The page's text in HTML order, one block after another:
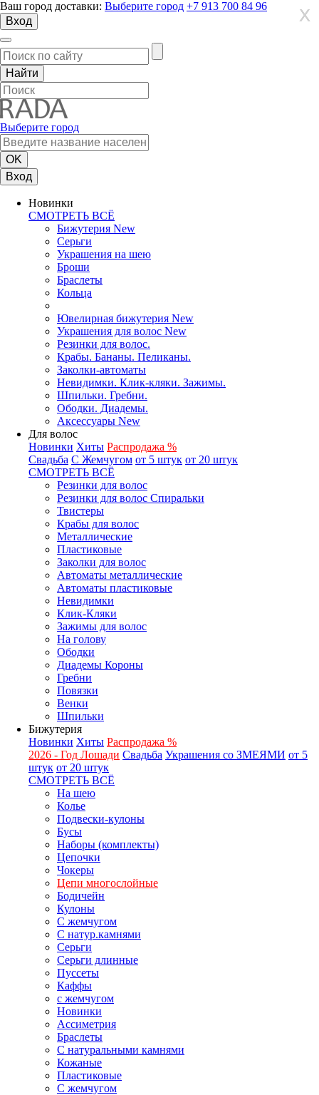
Ваш город доставки: Выберите город +7 913 700 84 96
Вход
Выберите город
Вход
Новинки
СМОТРЕТЬ ВСЁ
Бижутерия New
Серьги
Украшения на шею
Броши
Браслеты
Кольца
Ювелирная бижутерия New
Украшения для волос New
Резинки для волос.
Крабы. Бананы. Пеликаны.
Заколки-автоматы
Невидимки. Клик-кляки. Зажимы.
Шпильки. Гребни.
Ободки. Диадемы.
Аксессуары New
Для волос
Новинки Хиты Распродажа %
Свадьба С Жемчугом от 5 штук от 20 штук
СМОТРЕТЬ ВСЁ
Резинки для волос
Резинки для волос Спиральки
Твистеры
Крабы для волос
Металлические
Пластиковые
Заколки для волос
Автоматы металлические
Автоматы пластиковые
Невидимки
Клик-Кляки
Зажимы для волос
На голову
Ободки
Диадемы Короны
Гребни
Повязки
Венки
Шпильки
Бижутерия
Новинки Хиты Распродажа %
2026 - Год Лошади Свадьба Украшения со ЗМЕЯМИ от 5
штук от 20 штук
СМОТРЕТЬ ВСЁ
На шею
Колье
Подвески-кулоны
Бусы
Наборы (комплекты)
Цепочки
Чокеры
Цепи многослойные
Бодичейн
Кулоны
С жемчугом
С натур.камнями
Серьги
Серьги длинные
Пуссеты
Каффы
с жемчугом
Новинки
Ассиметрия
Браслеты
С натуральными камнями
Кожаные
Пластиковые
С жемчугом
X
X
X